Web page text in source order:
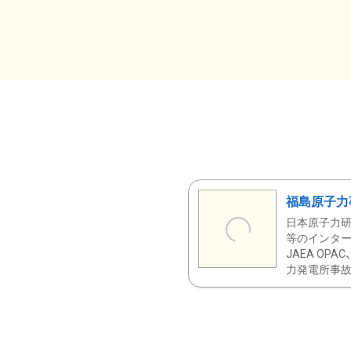
福島原子
日本原子力
等のインタ
JAEA OPAC
力発電所事